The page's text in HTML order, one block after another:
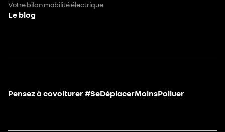
Votre bilan mobilité électrique
Le blog
Pensez à covoiturer #SeDéplacerMoinsPolluer